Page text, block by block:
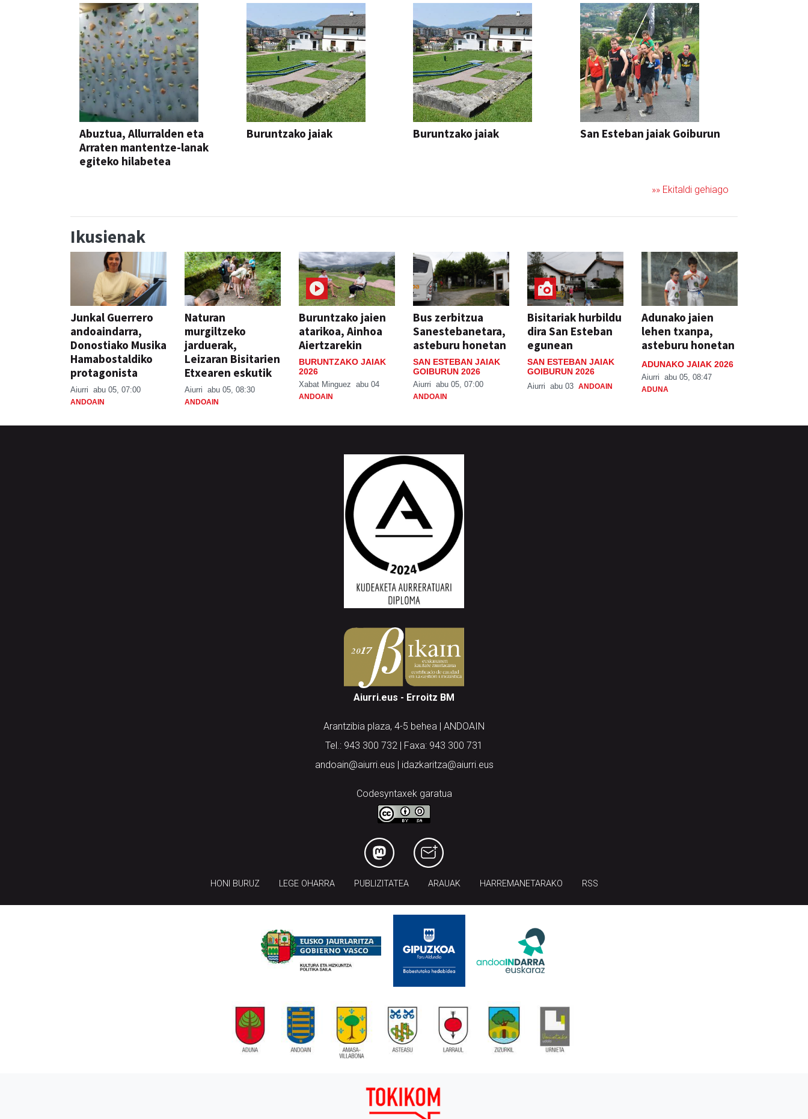
Abuztua, Allurralden eta
Arraten mantentze-lanak
egiteko hilabetea
Buruntzako jaiak Buruntzako jaiak San Esteban jaiak Goiburun
»» Ekitaldi gehiago
Ikusienak
Junkal Guerrero
andoaindarra,
Donostiako Musika
Hamabostaldiko
protagonista
Aiurri abu 05, 07:00
ANDOAIN
Naturan
murgiltzeko
jarduerak,
Leizaran Bisitarien
Etxearen eskutik
Aiurri abu 05, 08:30
ANDOAIN
Buruntzako jaien
atarikoa, Ainhoa
Aiertzarekin
BURUNTZAKO JAIAK
2026
Xabat Minguez abu 04
ANDOAIN
Bus zerbitzua
Sanestebanetara,
asteburu honetan
SAN ESTEBAN JAIAK
GOIBURUN 2026
Aiurri abu 05, 07:00
ANDOAIN
Bisitariak hurbildu
dira San Esteban
egunean
SAN ESTEBAN JAIAK
GOIBURUN 2026
Aiurri abu 03 ANDOAIN
Adunako jaien
lehen txanpa,
asteburu honetan
ADUNAKO JAIAK 2026
Aiurri abu 05, 08:47
ADUNA
Aiurri.eus - Erroitz BM
Arantzibia plaza, 4-5 behea | ANDOAIN
Tel.: 943 300 732 | Faxa: 943 300 731
andoain@aiurri.eus | idazkaritza@aiurri.eus
Codesyntaxek garatua
HONI BURUZ LEGE OHARRA PUBLIZITATEA ARAUAK HARREMANETARAKO RSS